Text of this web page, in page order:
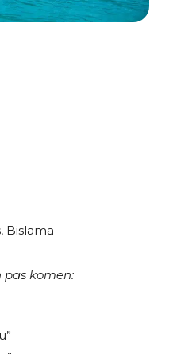
Bislama
pas komen: